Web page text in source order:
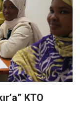
KTO